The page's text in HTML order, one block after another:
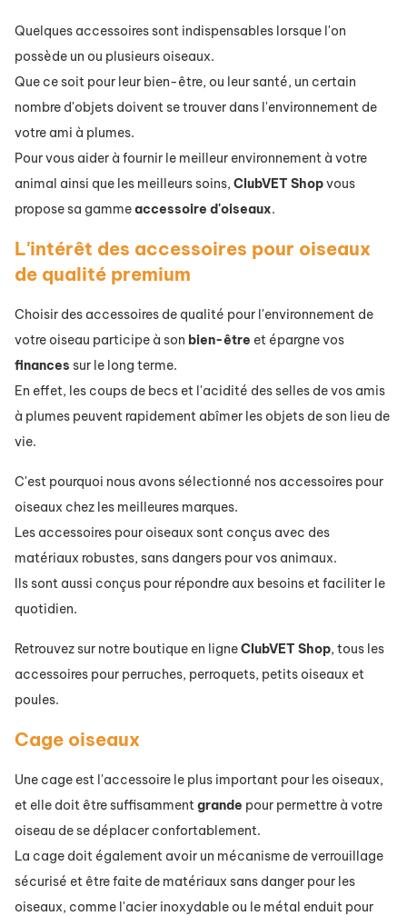
Quelques accessoires sont indispensables lorsque l'on
possède un ou plusieurs oiseaux.
Que ce soit pour leur bien-être, ou leur santé, un certain
nombre d'objets doivent se trouver dans l'environnement de
votre ami à plumes.
Pour vous aider à fournir le meilleur environnement à votre
animal ainsi que les meilleurs soins, ClubVET Shopvous
propose sa gammeaccessoire d'oiseaux.
L'intérêt des accessoires pour oiseaux
de qualité premium
Choisir des accessoires de qualité pour l'environnement de
votre oiseau participe à son bien-être et épargne vos
finances sur le long terme.
En effet, les coups de becs et l'acidité des selles de vos amis
à plumes peuvent rapidement abîmer les objets de son lieu de
vie.
C'est pourquoi nous avons sélectionné nos accessoires pour
oiseaux chez les meilleures marques.
Les accessoires pour oiseaux sont conçus avec des
matériaux robustes, sans dangers pour vos animaux.
Ils sont aussi conçus pour répondre aux besoins et faciliter le
quotidien.
Retrouvez sur notre boutique en ligneClubVET Shop, tous les
accessoires pour perruches, perroquets, petits oiseaux et
poules.
Cage oiseaux
Une cage est l'accessoire le plus important pour les oiseaux,
et elle doit être suffisammentgrande pour permettre à votre
oiseau de se déplacer confortablement.
La cage doit également avoir un mécanisme de verrouillage
sécurisé et être faite de matériaux sans danger pour les
oiseaux, comme l'acier inoxydable ou le métal enduit pour